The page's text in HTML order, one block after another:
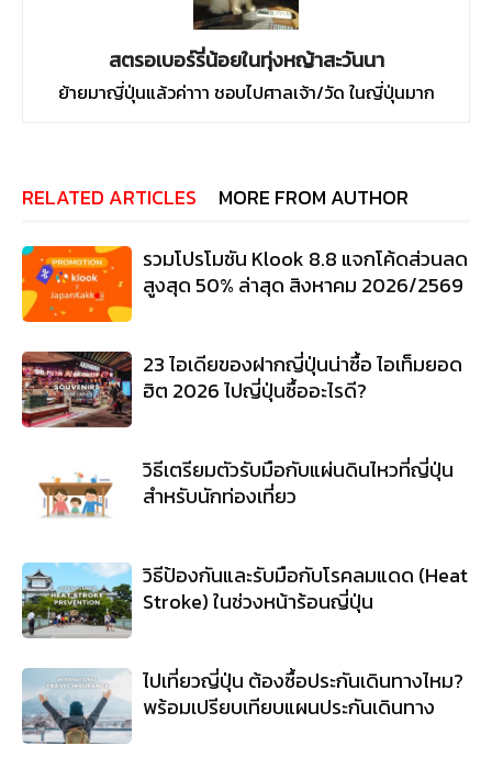
สตรอเบอร์รี่น้อยในทุ่งหญ้าสะวันนา
ย้ายมาญี่ปุ่นแล้วค่าาา ชอบไปศาลเจ้า/วัด ในญี่ปุ่นมาก
RELATED ARTICLES MORE FROM AUTHOR
รวมโปรโมชัน Klook 8.8 แจกโค้ดส่วนลด
สูงสุด 50% ล่าสุด สิงหาคม 2026/2569
23 ไอเดียของฝากญี่ปุ่นน่าซื้อ ไอเท็มยอด
ฮิต 2026 ไปญี่ปุ่นซื้ออะไรดี?
วิธีเตรียมตัวรับมือกับแผ่นดินไหวที่ญี่ปุ่น
สำหรับนักท่องเที่ยว
วิธีป้องกันและรับมือกับโรคลมแดด (Heat
Stroke) ในช่วงหน้าร้อนญี่ปุ่น
ไปเที่ยวญี่ปุ่น ต้องซื้อประกันเดินทางไหม?
พร้อมเปรียบเทียบแผนประกันเดินทาง